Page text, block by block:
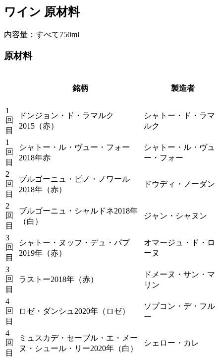
ワイン 原材料
内容量：すべて750ml
原材料
銘柄 製造者
1
回
目
ドンジョン・ド・ラマルク
2015（赤）
シャトー・ド・ラマ
ルク
1
回
目
シャトー・ル・ヴュー・フォー
2018年赤
シャトー・ル・ヴュ
ー・フォー
2
回
目
ブルゴーニュ・ピノ・ノワール
2018年（赤）
ドウディ・ノーダン
2
回
目
ブルゴーニュ・シャルドネ2018年
（白）
ジャン・シャヌン
3
回
目
シャトー・ヌッフ・デュ・パプ
2019年（赤）
オマージュ・ド・ロ
ーヌ
3
回
目
ラストー2018年（赤）
ドメーヌ・サン・マ
リン
4
回
目
ロゼ・ダンシュ2020年（ロゼ）
ソプコン・デ・フル
ー
4
回
目
ミュスカデ・セーブル・エ・メー
ヌ・シュール・リー2020年（白）
シェロー・カレ